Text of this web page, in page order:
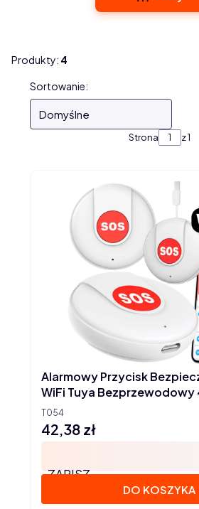
Produkty: 4
Lista produktów
Sortowanie:
Domyślne
Strona z 1
T054
Alarmowy Przycisk
WiFi Tuya Bezprzewodowy
C
Cena
42,38 zł
ZAPISZ
DO KOSZYKA